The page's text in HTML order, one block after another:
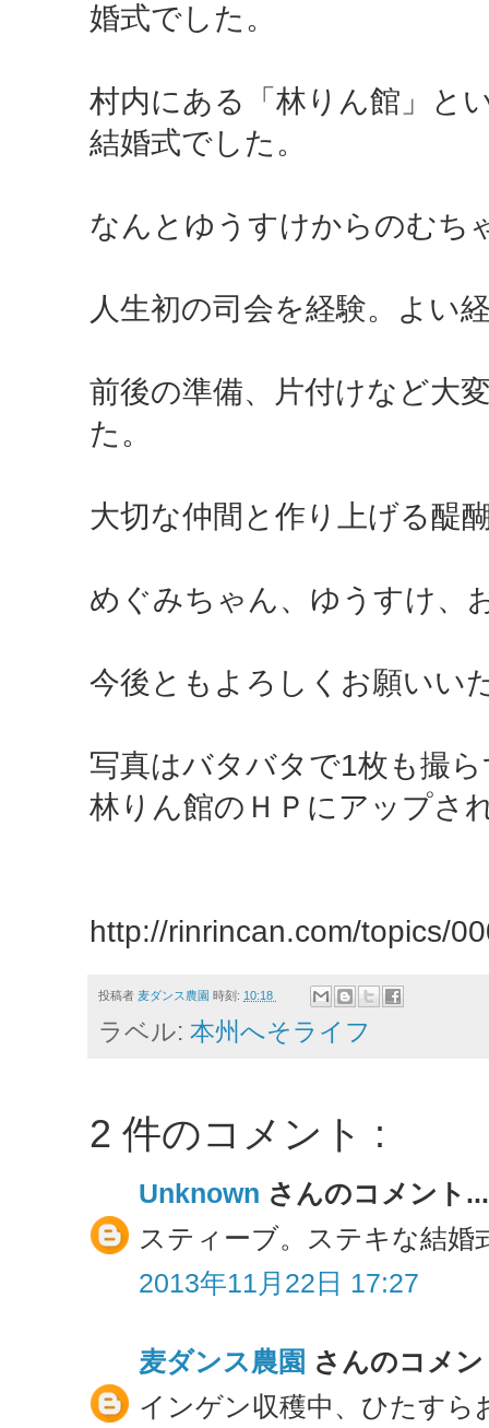
婚式でした。
村内にある「林りん館」と
結婚式でした。
なんとゆうすけからのむち
人生初の司会を経験。よい
前後の準備、片付けなど大
た。
大切な仲間と作り上げる醍
めぐみちゃん、ゆうすけ、
今後ともよろしくお願いい
写真はバタバタで1枚も撮
林りん館のＨＰにアップさ
http://rinrincan.com/topics/
投稿者 麦ダンス農園 時刻: 10:18
ラベル: 本州へそライフ
2 件のコメント :
Unknown さんのコメント...
スティーブ。ステキな結婚
2013年11月22日 17:27
麦ダンス農園 さんのコメ
インゲン収穫中、ひたす